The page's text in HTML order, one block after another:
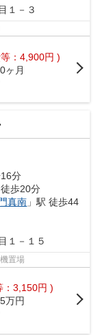
１－３
：4,900円 )
0ヶ月
16分
徒歩20分
門真南 」駅 徒歩44
１－１５
機置場
：3,150円 )
5万円